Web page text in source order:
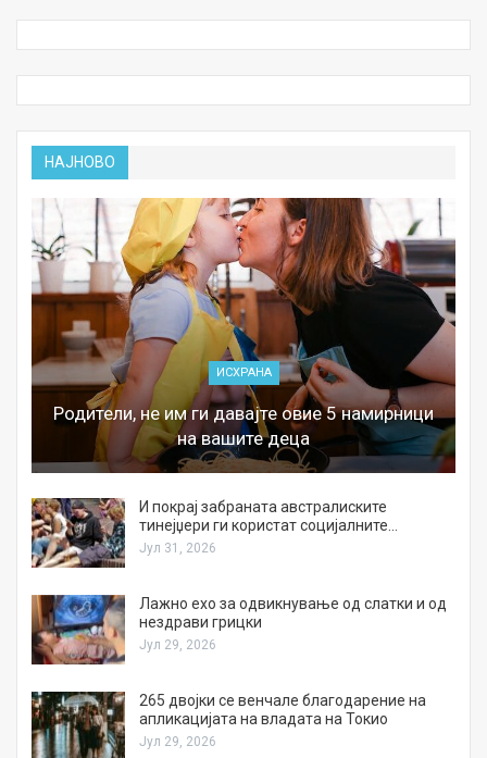
НАЈНОВО
ИСХРАНА
Родители, не им ги давајте овие 5 намирници
на вашите деца
И покрај забраната австралиските
тинејџери ги користат социјалните…
Јул 31, 2026
Лажно ехо за одвикнување од слатки и од
нездрави грицки
Јул 29, 2026
265 двојки се венчале благодарение на
апликацијата на владата на Токио
Јул 29, 2026